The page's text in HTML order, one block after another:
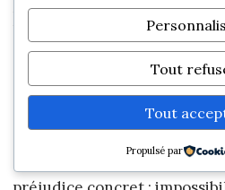
Puis-je être indemnisé
délai de déclaration ?
Oui, c’est possible. Un retard
automatiquement à un
en général montrer que ce
Tout
Tout
Propulsé par